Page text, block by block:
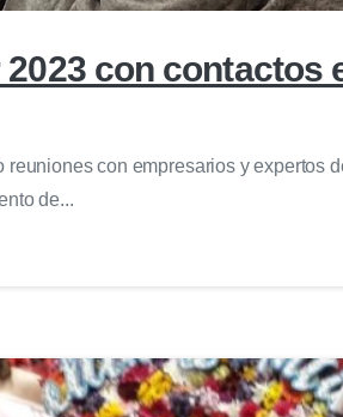
con contactos
con empresarios y expertos
de...